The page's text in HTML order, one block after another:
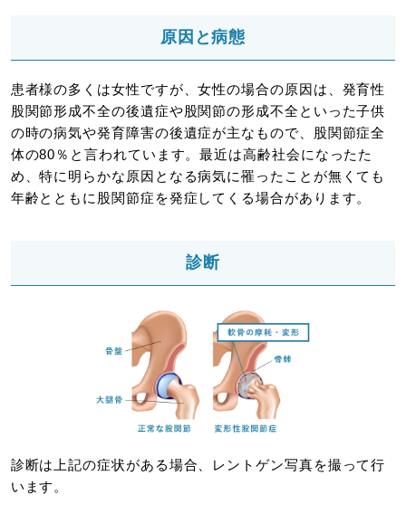
原因と病態
患者様の多くは女性ですが、女性の場合の原因は、発育性
股関節形成不全の後遺症や股関節の形成不全といった子供
の時の病気や発育障害の後遺症が主なもので、股関節症全
体の80％と言われています。最近は高齢社会になったた
め、特に明らかな原因となる病気に罹ったことが無くても
年齢とともに股関節症を発症してくる場合があります。
診断
診断は上記の症状がある場合、レントゲン写真を撮って行
います。